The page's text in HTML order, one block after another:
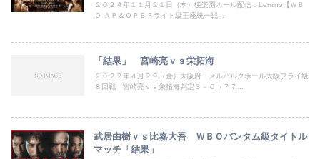
２０２４年１１月２１日（木）後楽園ホール配信：Lemino【ＷＢ
Ｏ‐ＡＰ＆ＯＰＢＦライト級王座統一戦...
「結果」 宮崎亮ｖｓ栄拓海
２０２２年４月２９（金）大阪府・メルパルクホール大阪フライ級
８回戦 宮崎亮ｖｓ栄拓海判定３－０（７７...
武居由樹ｖｓ比嘉大吾 ＷＢＯバンタム級タイトル
マッチ「結果」